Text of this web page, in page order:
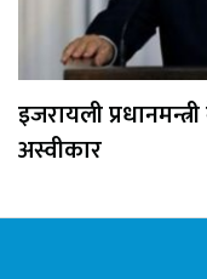
इजरायली
अस्वीकार